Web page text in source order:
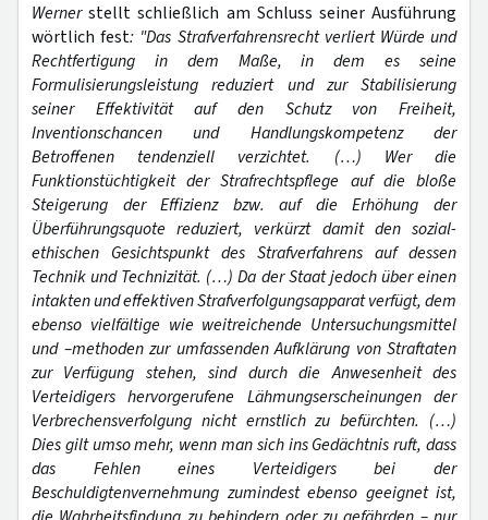
Wernerstellt schließlich am Schluss seiner Ausführung
wörtlich fest: "Das Strafverfahrensrecht verliert Würde und
Rechtfertigung in dem Maße, in dem es seine
Formulisierungsleistung reduziert und zur Stabilisierung
seiner Effektivität auf den Schutz von Freiheit,
Inventionschancen und Handlungskompetenz der
Betroffenen tendenziell verzichtet. (…) Wer die
Funktionstüchtigkeit der Strafrechtspflege auf die bloße
Steigerung der Effizienz bzw. auf die Erhöhung der
Überführungsquote reduziert, verkürzt damit den sozial-
ethischen Gesichtspunkt des Strafverfahrens auf dessen
Technik und Technizität. (…) Da der Staat jedoch über einen
intakten und effektiven Strafverfolgungsapparat verfügt, dem
ebenso vielfältige wie weitreichende Untersuchungsmittel
und –methoden zur umfassenden Aufklärung von Straftaten
zur Verfügung stehen, sind durch die Anwesenheit des
Verteidigers hervorgerufene Lähmungserscheinungen der
Verbrechensverfolgung nicht ernstlich zu befürchten. (…)
Dies gilt umso mehr, wenn man sich ins Gedächtnis ruft, dass
das Fehlen eines Verteidigers bei der
Beschuldigtenvernehmung zumindest ebenso geeignet ist,